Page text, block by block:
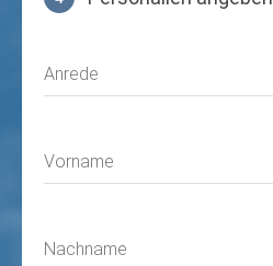
Anrede
Vorname
Nachname